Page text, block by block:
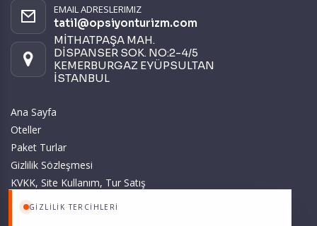
GIZLILIK TERCIHLERI
EMAIL ADRESLERIMIZ
tatil@opsiyonturizm.com
MİTHATPAŞA MAH.
DİSPANSER SOK. NO:2-4/5
KEMERBURGAZ EYÜPSULTAN
İSTANBUL
Ana Sayfa
Oteller
Paket Turlar
Gizlilik Sözleşmesi
KVKK, Site Kullanım, Tur Satış
ve Üyelik Sözleşmesi